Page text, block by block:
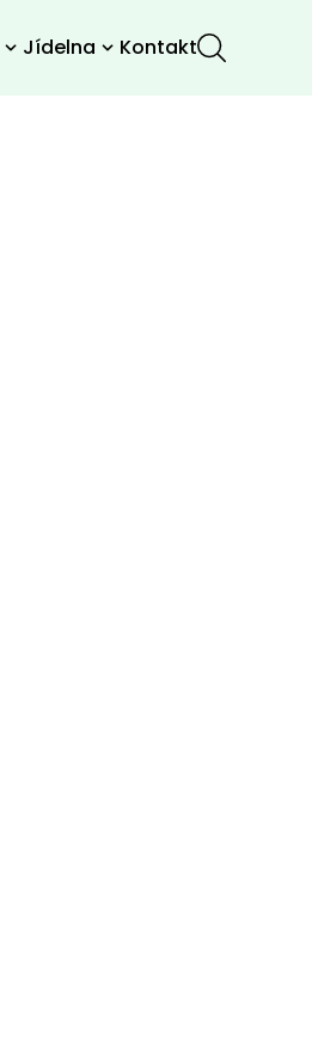
Jídelna Kontakt